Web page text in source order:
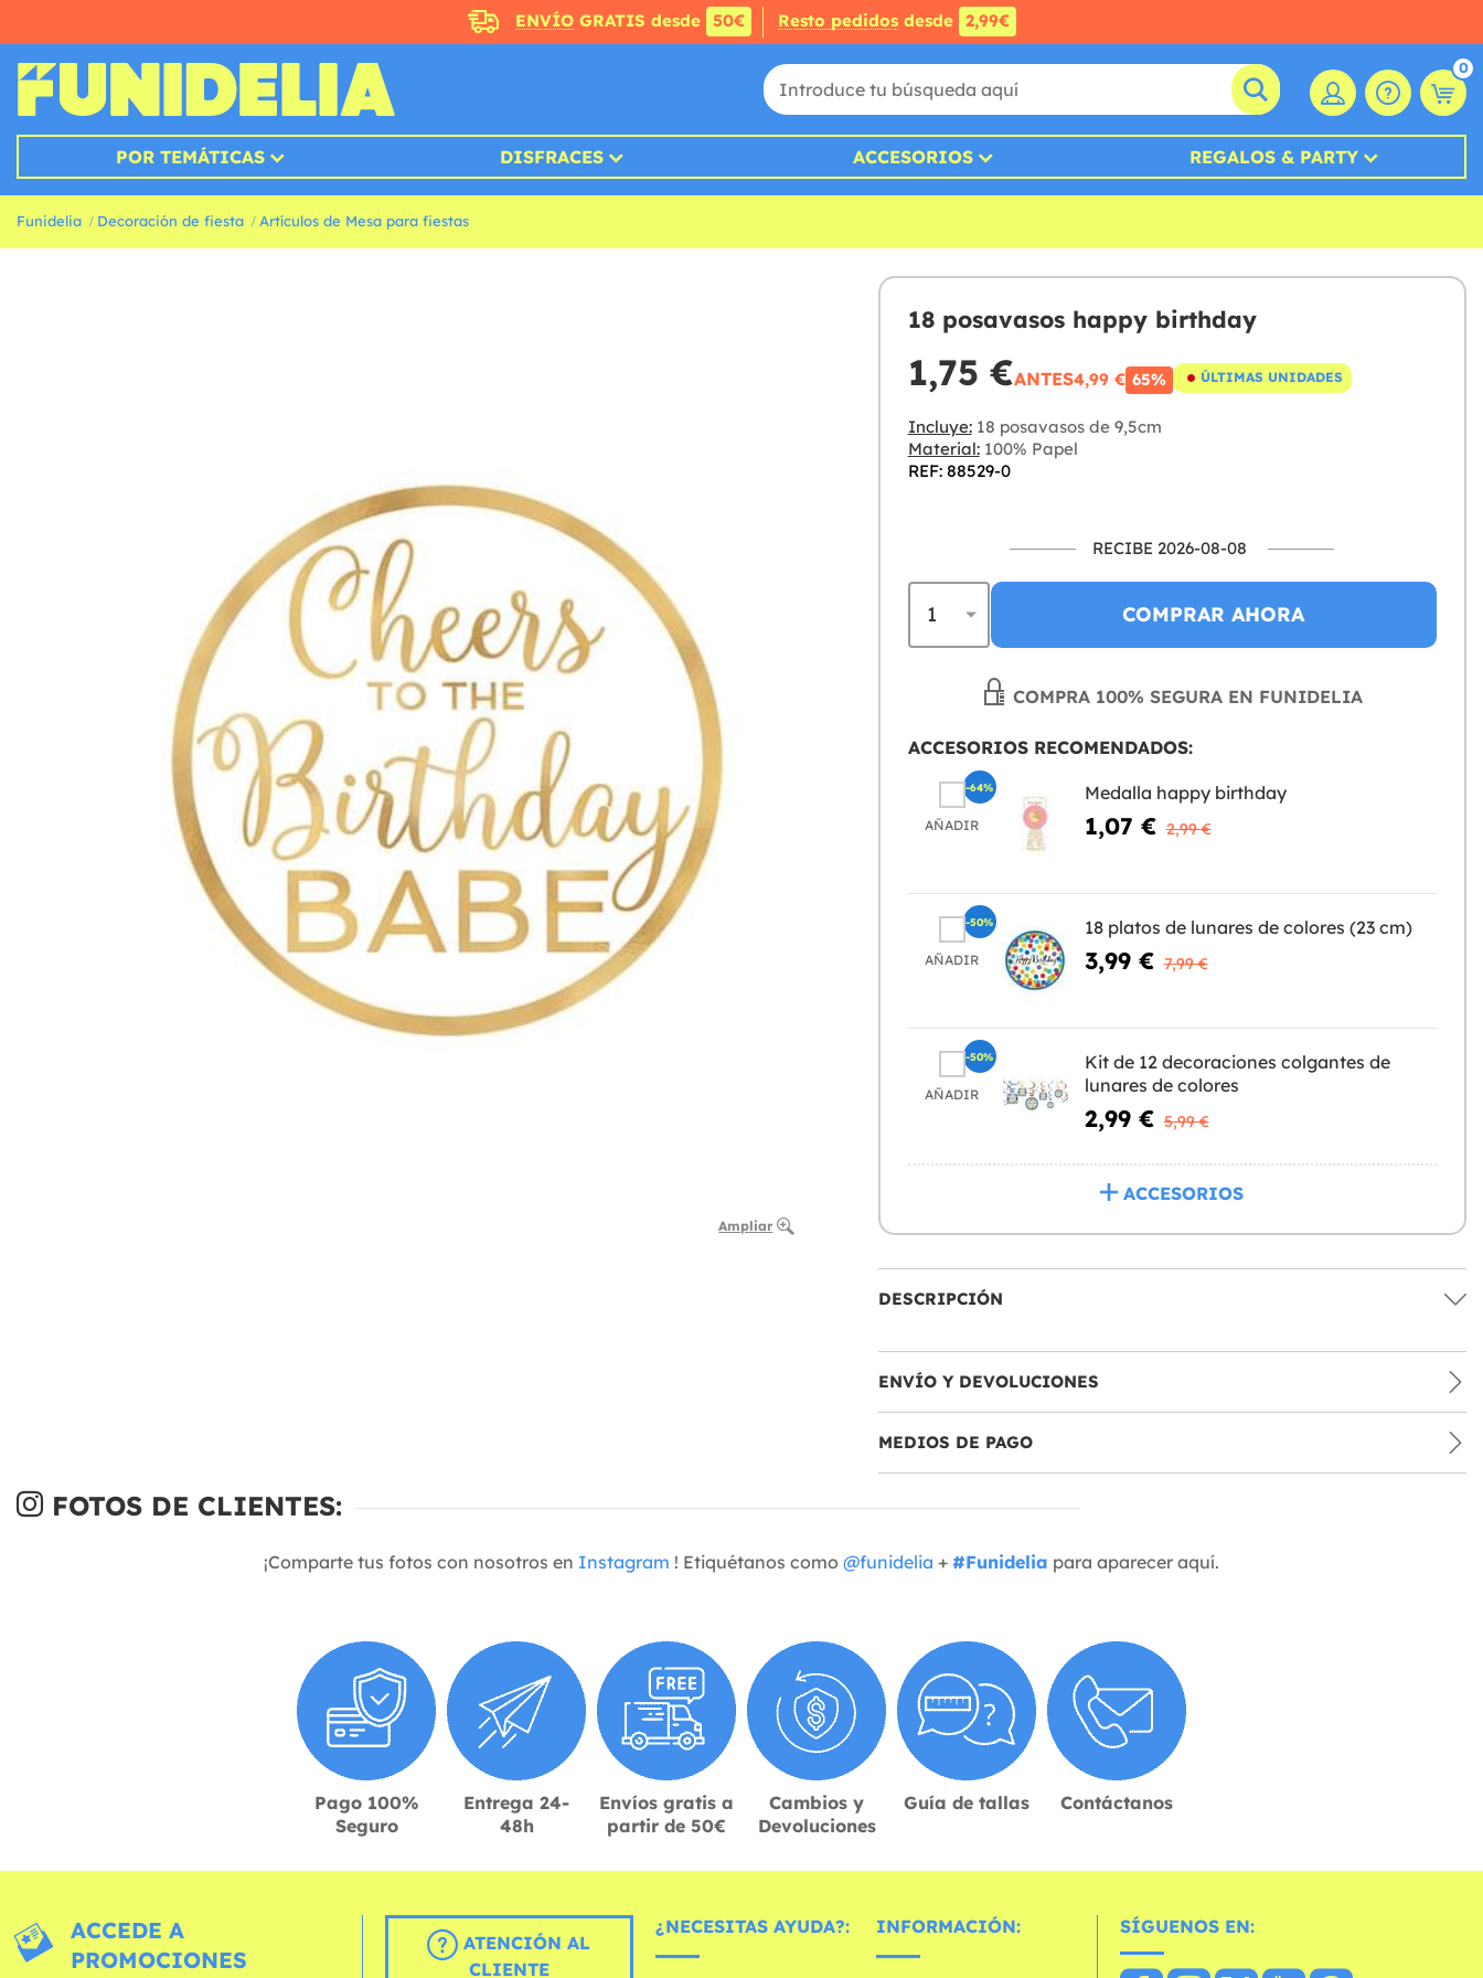
ENVÍOGRATIS desde 50€ Resto pedidosdesde 2,99€
0
POR TEMÁTICAS DISFRACES ACCESORIOS REGALOS & PARTY
Funidelia Decoración de fiesta Artículos de Mesa para fiestas
Ampliar
18 posavasos happy birthday
1,75 €ANTES4,99 € 65% ÚLTIMAS UNIDADES
Incluye:18 posavasos de 9,5cm
Material:100% Papel
REF: 88529-0
RECIBE 2026-08-08
COMPRAR AHORA
COMPRA 100% SEGURA EN FUNIDELIA
ACCESORIOS RECOMENDADOS:
AÑADIR
Medalla happy birthday
1,07 € 2,99 €
-64%
AÑADIR
18 platos de lunares de colores (23 cm)
3,99 € 7,99 €
-50%
AÑADIR
Kit de 12 decoraciones colgantes de
lunares de colores
2,99 € 5,99 €
-50%
ACCESORIOS
DESCRIPCIÓN
ENVÍO Y DEVOLUCIONES
MEDIOS DE PAGO
FOTOS DE CLIENTES:
¡Comparte tus fotos con nosotros en Instagram ! Etiquétanos como @funidelia + #Funidelia para aparecer aquí.
Pago 100%
Seguro
Entrega 24-
48h
Envíos gratis a
partir de 50€
Cambios y
Devoluciones
Guía de tallas Contáctanos
ACCEDE A
PROMOCIONES
ATENCIÓN AL
CLIENTE
¿NECESITAS AYUDA?: INFORMACIÓN: SÍGUENOS EN: